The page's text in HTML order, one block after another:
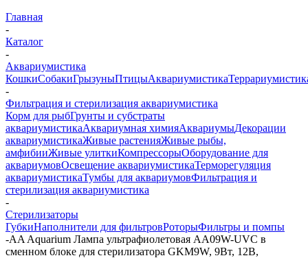
Главная
-
Каталог
-
Аквариумистика
КошкиСобакиГрызуныПтицыАквариумистика
-
Фильтрация и стерилизация аквариумистика
Корм для рыбГрунты и субстраты
аквариумистикаАквариумная химияАквариумыДекорации
аквариумистикаЖивые растенияЖивые рыбы,
амфибииЖивые улиткиКомпрессорыОборудование для
аквариумовОсвещение аквариумистикаТерморегуляция
аквариумистикаТумбы для аквариумовФильтрация и
стерилизация аквариумистика
-
Стерилизаторы
ГубкиНаполнители для фильтровРоторыФильтры и помпы
-AA Aquarium Лампа ультрафиолетовая AA09W-UVC в
сменном блоке для стерилизатора GKM9W, 9Вт, 12В,